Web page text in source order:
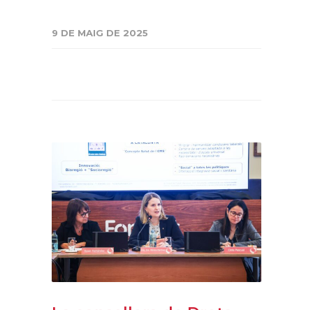
9 DE MAIG DE 2025